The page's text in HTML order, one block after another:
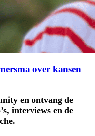
over kansen
en ontvang de
interviews en de